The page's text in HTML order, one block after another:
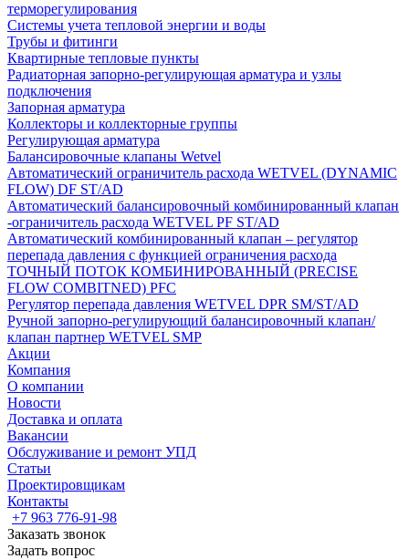
терморегулирования
Системы учета тепловой энергии и воды
Трубы и фитинги
Квартирные тепловые пункты
Радиаторная запорно-регулирующая арматура и узлы
подключения
Запорная арматура
Коллекторы и коллекторные группы
Регулирующая арматура
Балансировочные клапаны Wetvel
Автоматический ограничитель расхода WETVEL (DYNAMIC
FLOW) DF ST/AD
Автоматический балансировочный комбинированный клапан
-ограничитель расхода WETVEL PF ST/AD
Автоматический комбинированный клапан – регулятор
перепада давления с функцией ограничения расхода
ТОЧНЫЙ ПОТОК КОМБИНИРОВАННЫЙ (PRECISE
FLOW COMBIТNED) PFC
Регулятор перепада давления WETVEL DPR SM/ST/AD
Ручной запорно-регулирующий балансировочный клапан/
клапан партнер WETVEL SMP
Акции
Компания
О компании
Новости
Доставка и оплата
Вакансии
Обслуживание и ремонт УПД
Статьи
Проектировщикам
Контакты
+7 963 776-91-98
Заказать звонок
Задать вопрос